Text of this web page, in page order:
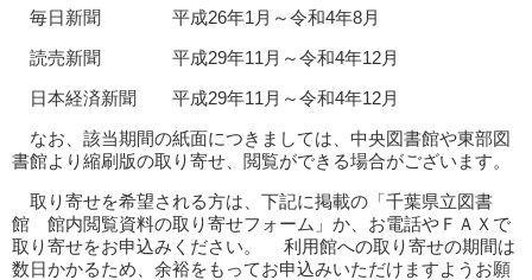
毎日新聞 平成26年1月～令和4年8月
読売新聞 平成29年11月～令和4年12月
日本経済新聞 平成29年11月～令和4年12月
なお、該当期間の紙面につきましては、中央図書館や東部図
書館より縮刷版の取り寄せ、閲覧ができる場合がございます。
取り寄せを希望される方は、下記に掲載の「千葉県立図書
館 館内閲覧資料の取り寄せフォーム」か、お電話やＦＡＸで
取り寄せをお申込みください。 利用館への取り寄せの期間は
数日かかるため、余裕をもってお申込みいただけますようお願